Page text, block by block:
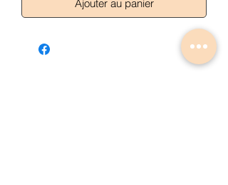
Ajouter au panier